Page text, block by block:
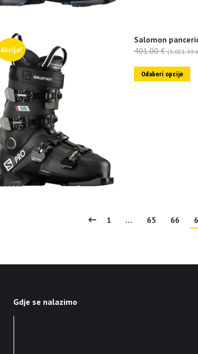
Akcija!
Salomon
401.00€ (3,021.33
Odaberi opcije
1 … 65 66
Gdje se nalazimo